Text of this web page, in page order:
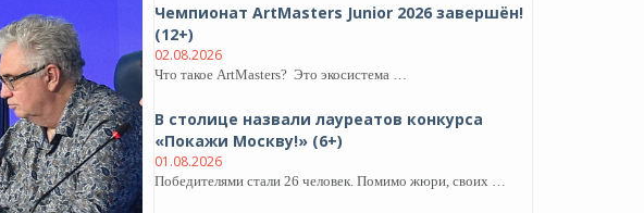
Чемпионат ArtMasters Junior 2026 завершён!
(12+)
02.08.2026
Что такое ArtMasters? Это экосистема …
В столице назвали лауреатов конкурса
«Покажи Москву!» (6+)
01.08.2026
Победителями стали 26 человек. Помимо жюри, своих …